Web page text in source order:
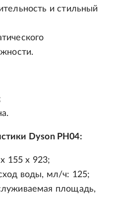
и стильный
Dyson PH04:
155 x 923;
воды, мл/ч: 125;
площадь,